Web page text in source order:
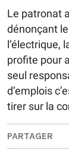
Le patronat
dénonçant
l’électrique,
profite pour
seul
d’emplois
tirer sur la
PARTAGER